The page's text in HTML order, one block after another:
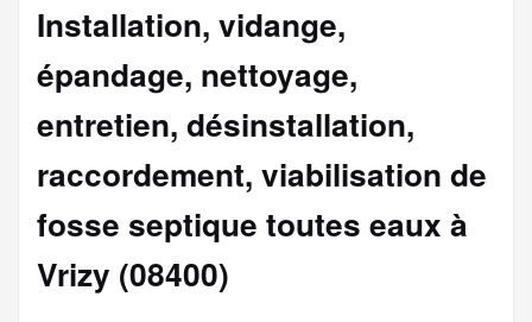
Installation, vidange,
épandage, nettoyage,
entretien, désinstallation,
raccordement, viabilisation de
fosse septique toutes eaux à
Vrizy (08400)